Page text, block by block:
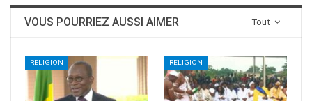
Tout
VOUS POURRIEZ AUSSI AIMER
RELIGION RELIGION